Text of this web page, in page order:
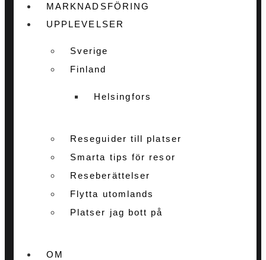
MARKNADSFÖRING
UPPLEVELSER
Sverige
Finland
Helsingfors
Reseguider till platser
Smarta tips för resor
Reseberättelser
Flytta utomlands
Platser jag bott på
OM